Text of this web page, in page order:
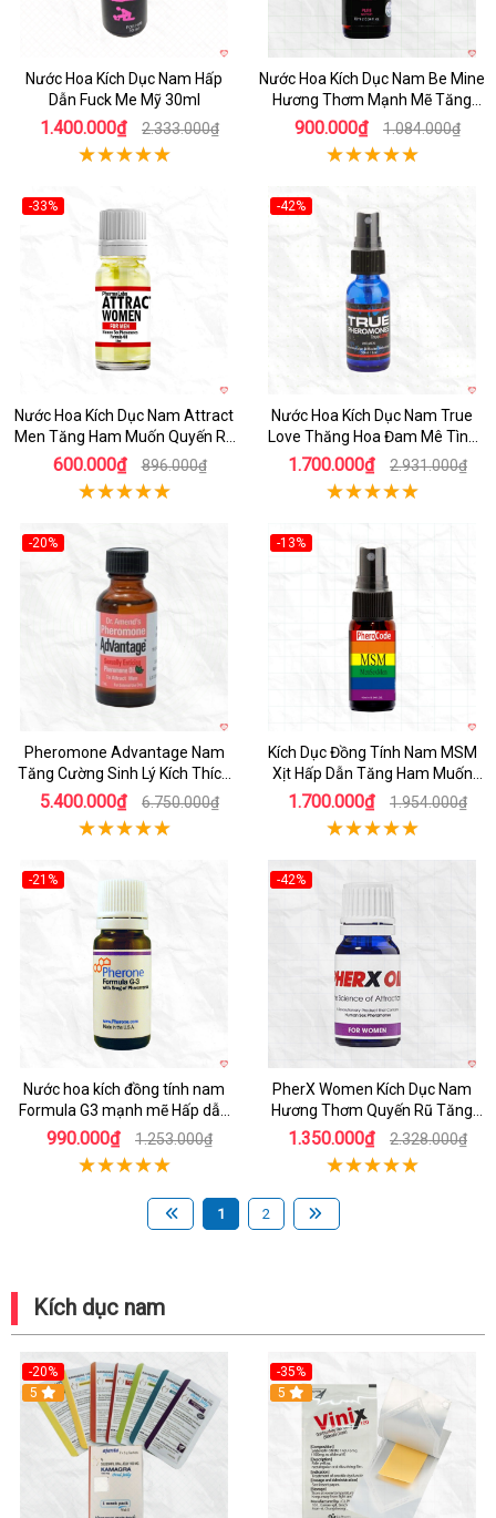
Nước Hoa Kích Dục Nam Hấp
Dẫn Fuck Me Mỹ 30ml
1.400.000₫ 2.333.000₫
Nước Hoa Kích Dục Nam Be Mine
Hương Thơm Mạnh Mẽ Tăng
Hưng Phấn
900.000₫ 1.084.000₫
-33%
Nước Hoa Kích Dục Nam Attract
Men Tăng Ham Muốn Quyến Rũ
Mạnh Mẽ
600.000₫ 896.000₫
-42%
Nước Hoa Kích Dục Nam True
Love Thăng Hoa Đam Mê Tình
Yêu
1.700.000₫ 2.931.000₫
-20%
Pheromone Advantage Nam
Tăng Cường Sinh Lý Kích Thích
Mạnh Mẽ 30ml Chính Hãng
5.400.000₫ 6.750.000₫
-13%
Kích Dục Đồng Tính Nam MSM
Xịt Hấp Dẫn Tăng Ham Muốn
Nam
1.700.000₫ 1.954.000₫
-21%
Nước hoa kích đồng tính nam
Formula G3 mạnh mẽ Hấp dẫn
Tự nhiên Pheromone
990.000₫ 1.253.000₫
-42%
PherX Women Kích Dục Nam
Hương Thơm Quyến Rũ Tăng
Ham Muốn
1.350.000₫ 2.328.000₫
1 2
Kích dục nam
-20%
5
-35%
5